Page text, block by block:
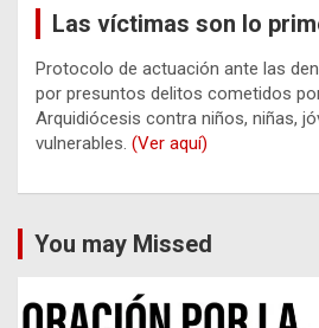
Las víctimas son lo
Protocolo de actuación ante las
por presuntos delitos cometidos
Arquidiócesis contra niños, niñas,
vulnerables. (Ver aquí)
You may Missed